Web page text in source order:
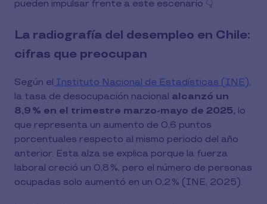
pueden impulsar frente a este escenario 👇
La radiografía del desempleo en Chile:
cifras que preocupan
Según el Instituto Nacional de Estadísticas (INE),
la tasa de desocupación nacional alcanzó un
8,9 % en el trimestre marzo-mayo de 2025, lo
que representa un aumento de 0,6 puntos
porcentuales respecto al mismo periodo del año
anterior. Esta alza se explica porque la fuerza
laboral creció un 0,8 %, pero el número de personas
ocupadas solo aumentó en un 0,2 % (INE, 2025).